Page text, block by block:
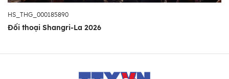
HS_THG_000185890
Đối thoại Shangri-La 2026